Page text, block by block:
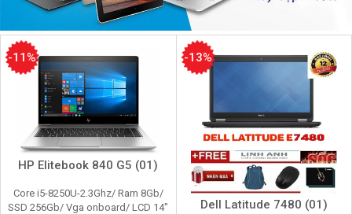
HP Elitebook 840 G5 (01)
Core i5-8250U-2.3Ghz/ Ram 8Gb/
SSD 256Gb/ Vga onboard/ LCD 14"
-11%
Dell Latitude 7480 (01)
-13%